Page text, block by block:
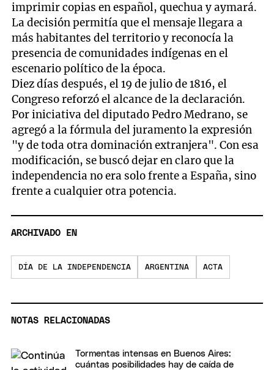
imprimir copias en español, quechua y aymará.
La decisión permitía que el mensaje llegara a
más habitantes del territorio y reconocía la
presencia de comunidades indígenas en el
escenario político de la época.
Diez días después, el 19 de julio de 1816, el
Congreso reforzó el alcance de la declaración.
Por iniciativa del diputado Pedro Medrano, se
agregó a la fórmula del juramento la expresión
"y de toda otra dominación extranjera". Con esa
modificación, se buscó dejar en claro que la
independencia no era solo frente a España, sino
frente a cualquier otra potencia.
ARCHIVADO EN
DÍA DE LA INDEPENDENCIA ARGENTINA ACTA
NOTAS RELACIONADAS
Tormentas intensas en Buenos Aires:
cuántas posibilidades hay de caída de